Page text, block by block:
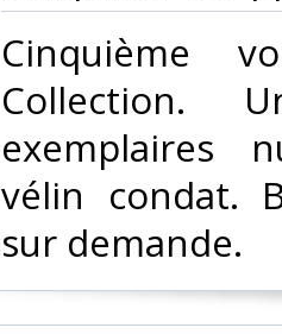
‎Cinquième
Collection.
exemplaires
vélin condat.
sur demande.‎